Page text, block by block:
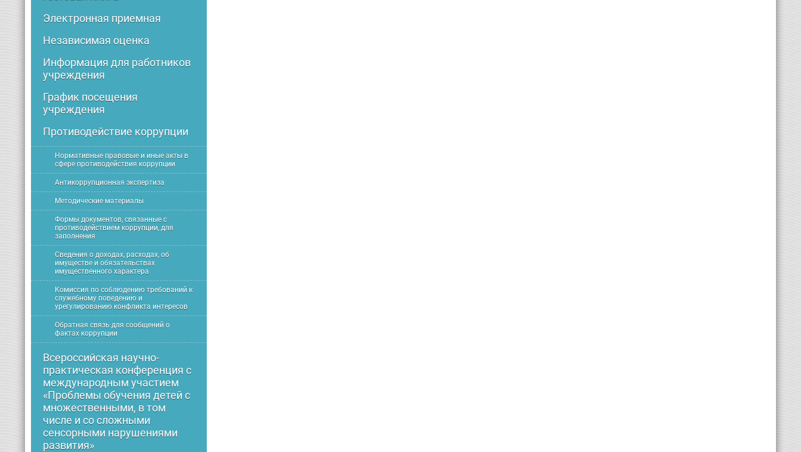
Электронная приемная
Независимая оценка
Информация для работников
учреждения
График посещения
учреждения
Противодействие коррупции
Нормативные правовые и иные акты в
сфере противодействия коррупции
Антикоррупционная экспертиза
Методические материалы
Формы документов, связанные с
противодействием коррупции, для
заполнения
Сведения о доходах, расходах, об
имуществе и обязательствах
имущественного характера
Комиссия по соблюдению требований к
служебному поведению и
урегулированию конфликта интересов
Обратная связь для сообщений о
фактах коррупции
Всероссийская научно-
практическая конференция с
международным участием
«Проблемы обучения детей с
множественными, в том
числе и со сложными
сенсорными нарушениями
развития»